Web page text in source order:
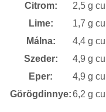
Citrom:
2,5 g
Lime:
1,7 g
Málna:
4,4 g
Szeder:
4,9 g
Eper:
4,9 g
Görögdinnye:6,2 g